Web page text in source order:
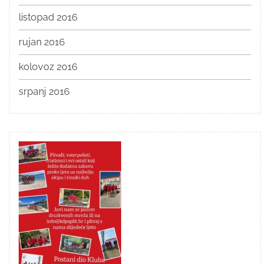
listopad 2016
rujan 2016
kolovoz 2016
srpanj 2016